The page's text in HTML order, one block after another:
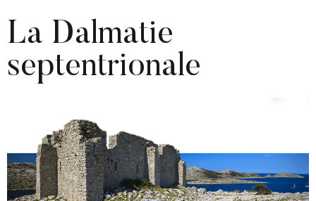
La Dalmatie
septentrionale